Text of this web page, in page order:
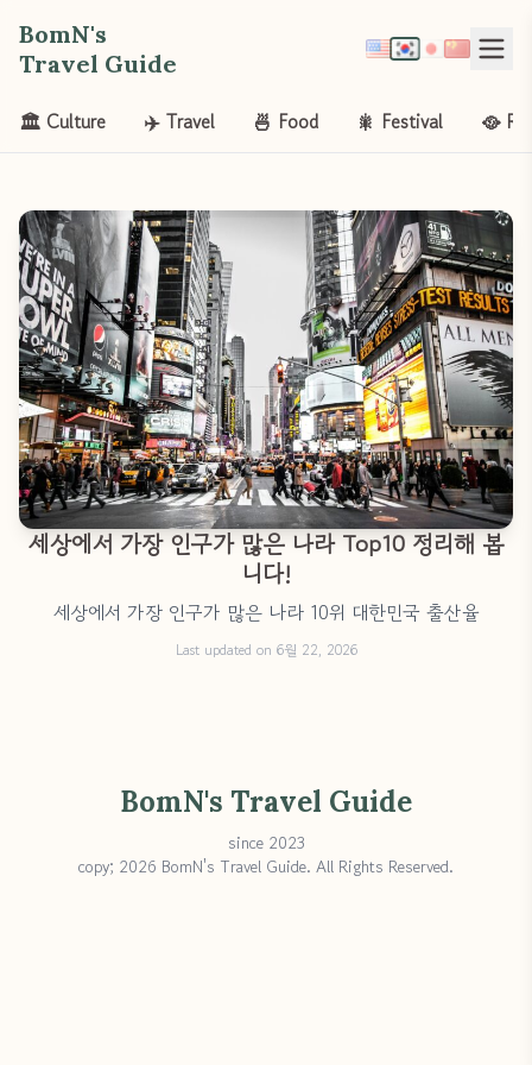
BomN's
Travel Guide
🏛️ Culture ✈️ Travel 🍜 Food 🎇 Festival 🥘
세상에서 가장 인구가 많은 나라 Top10 정리해 봅
니다!
세상에서 가장 인구가 많은 나라 10위 대한민국 출산율
Last updated on 6월 22, 2026
BomN's Travel Guide
since 2023
copy; 2026 BomN's Travel Guide. All Rights Reserved.